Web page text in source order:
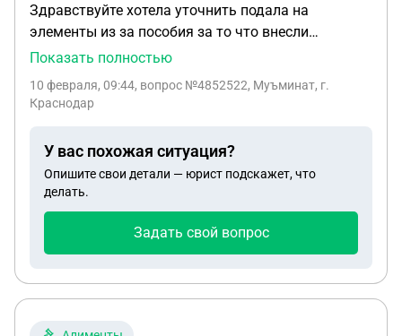
Здравствуйте хотела уточнить подала на
элементы из за пособия за то что внесли
изменения и нужно было судебное решение суда
обращаться к приставам чтоб они дали мне
Показать полностью
10 февраля, 09:44, вопрос №4852522, Муъминат, г.
Краснодар
У вас похожая ситуация?
Опишите свои детали — юрист подскажет, что
делать.
Задать свой вопрос